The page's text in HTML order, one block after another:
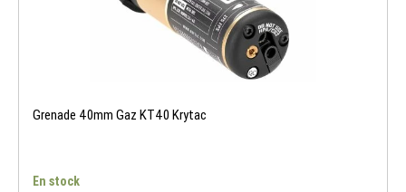
Grenade 40mm Gaz KT40 Krytac
En stock